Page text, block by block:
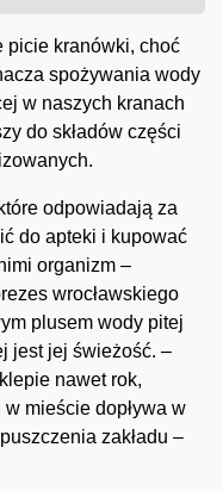
picie kranówki, choć
spożywania wody
w naszych kranach
do składów części
odpowiadają za
do apteki i kupować
organizm –
wrocławskiego
plusem wody pitej
jest jej świeżość. –
nawet rok,
mieście dopływa w
zakładu –